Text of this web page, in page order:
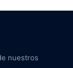
nuestros